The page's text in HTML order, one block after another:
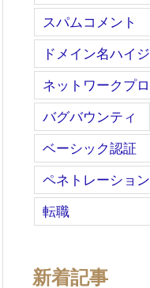
スパムコメント
ドメイン名ハイ
ネットワークプ
バグバウンティ
ベーシック認証
ペネトレーショ
転職
新着記事